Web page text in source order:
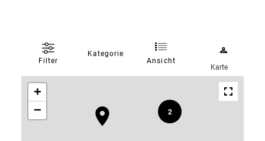
Filter
Kategorie
Ansicht
Karte